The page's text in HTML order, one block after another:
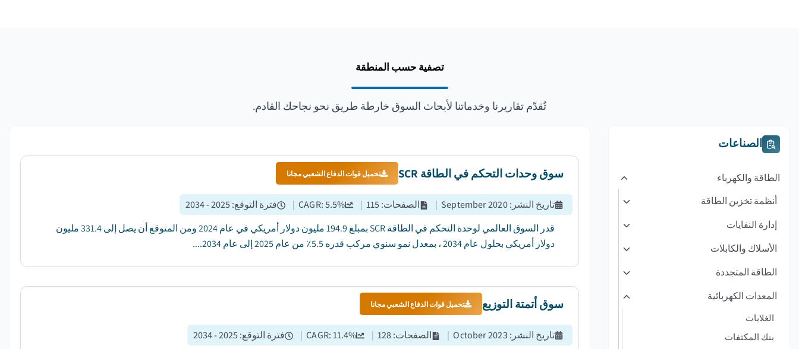
تصفية حسب المنطقة
تُقدّم تقاريرنا وخدماتنا لأبحاث السوق خارطة طريق نحو نجاحك القادم.
الصناعات
الطاقة والكهرباء
أنظمة تخزين الطاقة
إدارة النفايات
الأسلاك والكابلات
الطاقة المتجددة
المعدات الكهربائية
الغلايات
بنك المكثفات
سوق وحدات التحكم في الطاقة SCR تحميل قوات الدفاع الشعبي مجانا
تاريخ النشر :
September 2020
| الصفحات:
115
|
CAGR:5.5%
| فترة التوقع:
2025 - 2034
قدر السوق العالمي لوحدة التحكم في الطاقة SCR بمبلغ 194.9 مليون دولار أمريكي في عام 2024 ومن المتوقع أن يصل إلى 331.4 مليون
دولار أمريكي بحلول عام 2034 ، بمعدل نمو سنوي مركب قدره 5.5٪ من عام 2025 إلى عام 2034....
سوق أتمتة التوزيع تحميل قوات الدفاع الشعبي مجانا
تاريخ النشر :
October 2023
| الصفحات:
128
|
CAGR:11.4%
| فترة التوقع:
2025 - 2034